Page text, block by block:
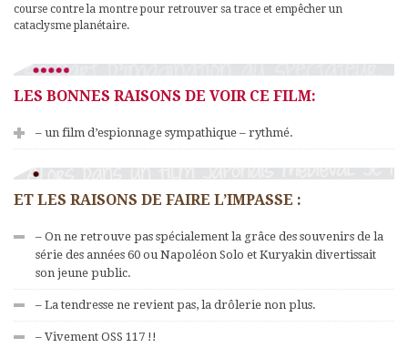
course contre la montre pour retrouver sa trace et empêcher un
cataclysme planétaire.
LES BONNES RAISONS DE VOIR CE FILM:
– un film d’espionnage sympathique – rythmé.
ET LES RAISONS DE FAIRE L’IMPASSE :
– On ne retrouve pas spécialement la grâce des souvenirs de la
série des années 60 ou Napoléon Solo et Kuryakin divertissait
son jeune public.
– La tendresse ne revient pas, la drôlerie non plus.
– Vivement OSS 117 !!